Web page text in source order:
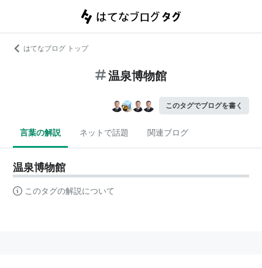
はてなブログ トップ
温泉博物館
このタグでブログを書く
言葉の解説 ネットで話題 関連ブログ
温泉博物館
このタグの解説について